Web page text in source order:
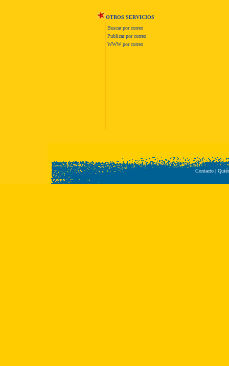
OTROS SERVICIOS
Buscar por correo
Publicar por correo
WWW por correo
Contacto|